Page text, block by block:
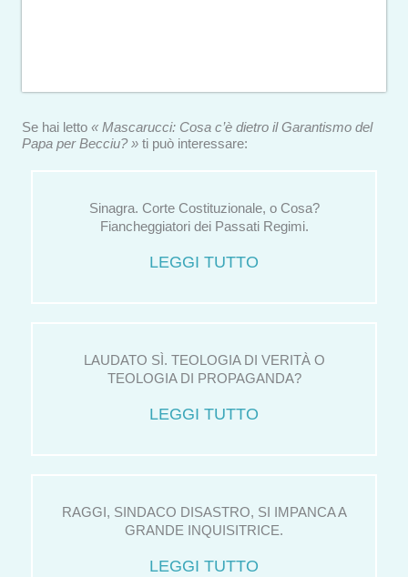
Se hai letto « Mascarucci: Cosa c’è dietro il Garantismo del
Papa per Becciu? » ti può interessare:
Sinagra. Corte Costituzionale, o Cosa?
Fiancheggiatori dei Passati Regimi.
LEGGI TUTTO
LAUDATO SÌ. TEOLOGIA DI VERITÀ O
TEOLOGIA DI PROPAGANDA?
LEGGI TUTTO
RAGGI, SINDACO DISASTRO, SI IMPANCA A
GRANDE INQUISITRICE.
LEGGI TUTTO